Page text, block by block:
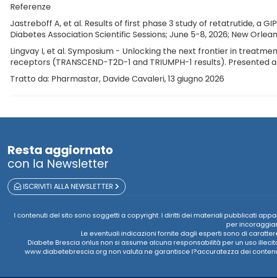
Referenze
Jastreboff A, et al. Results of first phase 3 study of retatrutide, a
Diabetes Association Scientific Sessions; June 5-8, 2026; New
Lingvay I, et al. Symposium - Unlocking the next frontier in
receptors (TRANSCEND-T2D-1 and TRIUMPH-1 results).
Tratto da: Pharmastar, Davide Cavaleri, 13 giugno 2026
Resta aggiornato
con la Newsletter
ISCRIVITI ALLA NEWSLETTER
I contenuti del sito sono soggetti a copyright. I diritti dei materiali pubblicati
per
Le eventuali indicazioni fornite dagli esperti sono di
Diabete Brescia onlus non si assume alcuna responsabilità per un uso
www.diabetebrescia.org non valuta ne garantisce l?accuratezza dei